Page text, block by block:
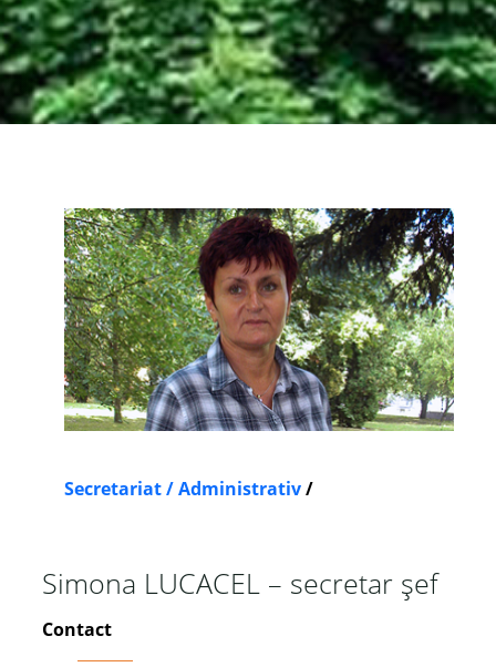
Secretariat / Administrativ/
Simona LUCACEL – secretar șef
Contact